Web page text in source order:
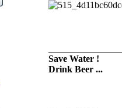
Save Water !
Drink Beer ...